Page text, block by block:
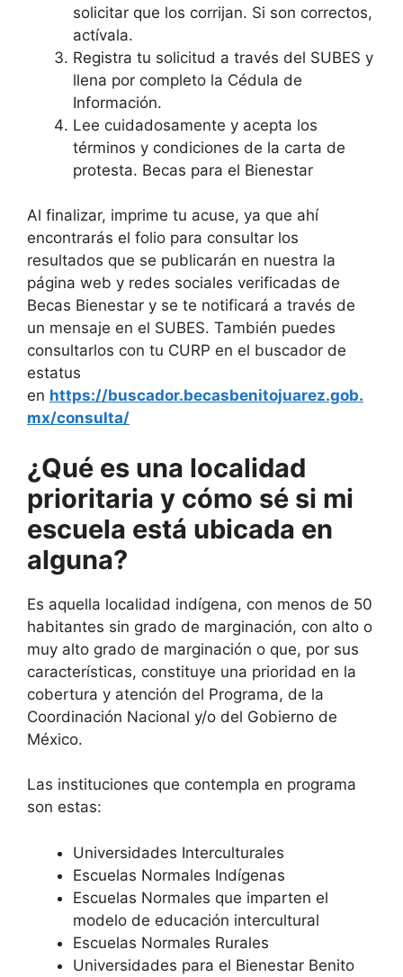
solicitar que los corrijan. Si son correctos,
actívala.
Registra tu solicitud a través del SUBES y
llena por completo la Cédula de
Información.
Lee cuidadosamente y acepta los
términos y condiciones de la carta de
protesta. Becas para el Bienestar
Al finalizar, imprime tu acuse, ya que ahí
encontrarás el folio para consultar los
resultados que se publicarán en nuestra la
página web y redes sociales verificadas de
Becas Bienestar y se te notificará a través de
un mensaje en el SUBES. También puedes
consultarlos con tu CURP en el buscador de
estatus
en https://buscador.becasbenitojuarez.gob.
mx/consulta/
¿Qué es una localidad
prioritaria y cómo sé si mi
escuela está ubicada en
alguna?
Es aquella localidad indígena, con menos de 50
habitantes sin grado de marginación, con alto o
muy alto grado de marginación o que, por sus
características, constituye una prioridad en la
cobertura y atención del Programa, de la
Coordinación Nacional y/o del Gobierno de
México.
Las instituciones que contempla en programa
son estas:
Universidades Interculturales
Escuelas Normales Indígenas
Escuelas Normales que imparten el
modelo de educación intercultural
Escuelas Normales Rurales
Universidades para el Bienestar Benito